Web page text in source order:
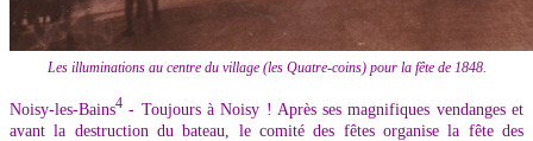
Les illuminations au centre du village (les Quatre-coins) pour la fête de 1848.
Noisy-les-Bains4 - Toujours à Noisy ! Après ses magnifiques vendanges et
avant la destruction du bateau, le comité des fêtes organise la fête des